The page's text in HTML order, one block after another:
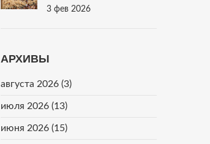
Проверенные
3 фев 2026
АРХИВЫ
августа 2026 (3)
июля 2026 (13)
июня 2026 (15)